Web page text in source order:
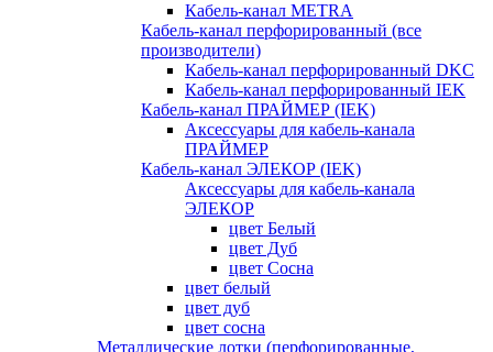
Кабель-канал METRA
Кабель-канал перфорированный (все
производители)
Кабель-канал перфорированный DKC
Кабель-канал перфорированный IEK
Кабель-канал ПРАЙМЕР (IEK)
Аксессуары для кабель-канала
ПРАЙМЕР
Кабель-канал ЭЛЕКОР (IEK)
Аксессуары для кабель-канала
ЭЛЕКОР
цвет Белый
цвет Дуб
цвет Сосна
цвет белый
цвет дуб
цвет сосна
Металлические лотки (перфорированные,